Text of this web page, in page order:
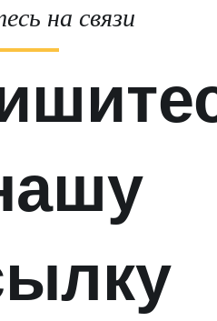
на связи